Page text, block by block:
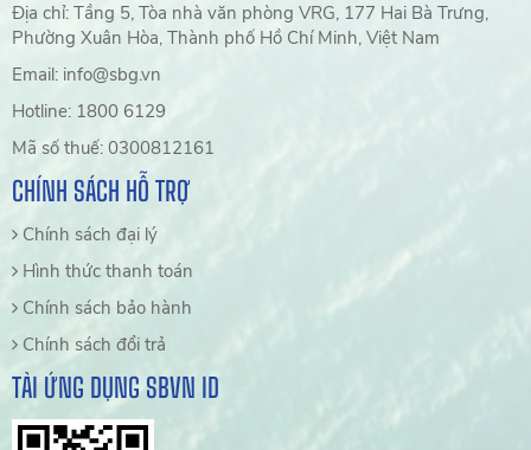
Địa chỉ: Tầng 5, Tòa nhà văn phòng VRG, 177 Hai Bà Trưng,
Phường Xuân Hòa, Thành phố Hồ Chí Minh, Việt Nam
Email: info@sbg.vn
Hotline: 1800 6129
Mã số thuế: 0300812161
CHÍNH SÁCH HỖ TRỢ
Chính sách đại lý
Hình thức thanh toán
Chính sách bảo hành
Chính sách đổi trả
TẢI ỨNG DỤNG SBVN ID